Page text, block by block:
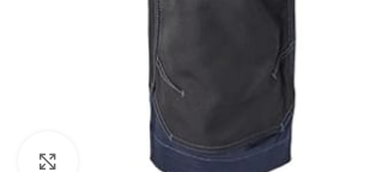
Click to enlarge